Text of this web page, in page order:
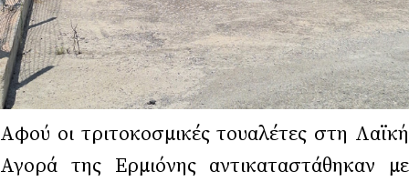
Αφού οι τριτοκοσμικές τουαλέτες στη Λαϊκή
Αγορά της Ερμιόνης αντικαταστάθηκαν με